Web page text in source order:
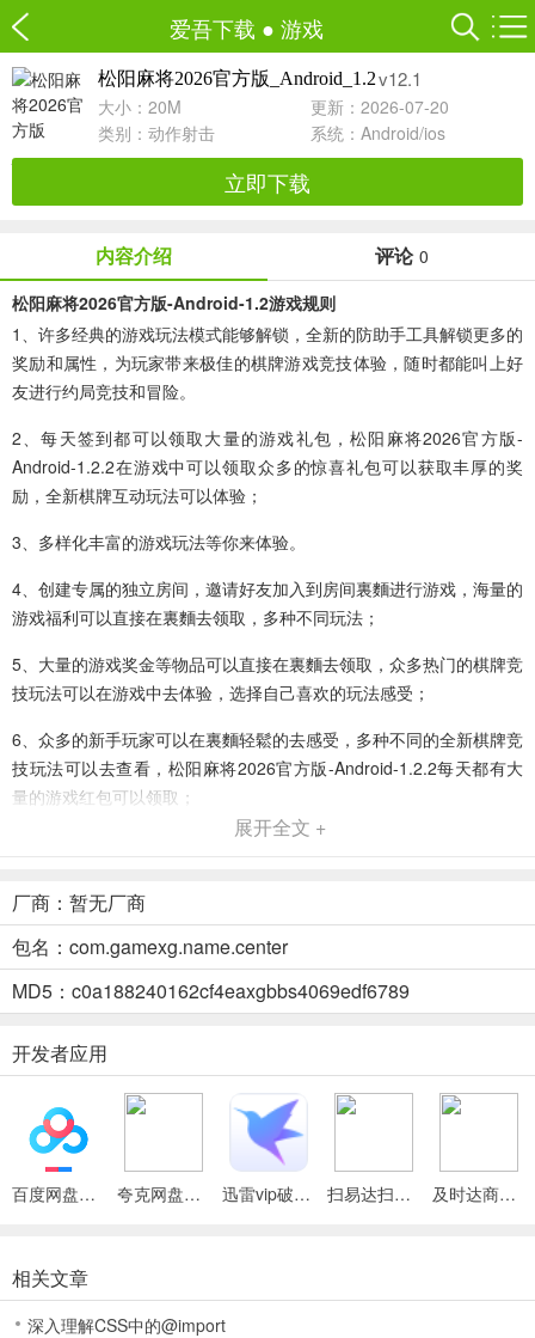
爱吾下载 ● 游戏
松阳麻将2026官方版_Android_1.2v12.1
大小：20M
更新：2026-07-20
类别： 动作射击 系统：Android/ios
立即下载
内容介绍 评论 0
松阳麻将2026官方版-Android-1.2游戏规则
1、许多经典的游戏玩法模式能够解锁，全新的防助手工具解锁更多的
奖励和属性，为玩家带来极佳的棋牌游戏竞技体验，随时都能叫上好
友进行约局竞技和冒险。
2、每天签到都可以领取大量的游戏礼包，松阳麻将2026官方版-
Android-1.2.2在游戏中可以领取众多的惊喜礼包可以获取丰厚的奖
励，全新棋牌互动玩法可以体验；
3、多样化丰富的游戏玩法等你来体验。
4、创建专属的独立房间，邀请好友加入到房间裏麵进行游戏，海量的
游戏福利可以直接在裏麵去领取，多种不同玩法；
5、大量的游戏奖金等物品可以直接在裏麵去领取，众多热门的棋牌竞
技玩法可以在游戏中去体验，选择自己喜欢的玩法感受；
6、众多的新手玩家可以在裏麵轻鬆的去感受，多种不同的全新棋牌竞
技玩法可以去查看，松阳麻将2026官方版-Android-1.2.2每天都有大
量的游戏红包可以领取；
7、原始守卫战是一款轻松有趣的国民级模拟经营养成RPG手游，松
面，众多丰富多样的游戏玩法等你体验，放置挂机的轻松战斗模式保
护你的肝脏，喜欢的小伙伴快来下载吧! 游戏特色
松阳麻将2026官方版-Android-1.2优势
1、玛奇的梦想生活是一款二次元风格的角色扮演游戏，多元化的玩法
内容，精彩的故事剧情给你沉浸式的游戏体验，众多玩法等你去尝
试，融合了许多游戏的风格让你感受前所未有的游戏魅力。 游戏特色
2、这是一款最近非常火爆的手机棋牌游戏，炸金花、金蟾捕鱼、全民
捕鱼等游戏统统收录其中，还有专业的客服小妹妹24小时全天候在线
答疑，新手玩家登陆游戏奖励多多，感兴趣的小伙伴快来下载试试吧~
4、游戏界面画质非常高清，同时棋牌的玩法非常多，各地趣味玩法都
拥有。软件亮点
展开全文 +
厂商：暂无厂商
包名：com.gamexg.name.center
MD5：c0a188240162cf4eaxgbbs4069edf6789
开发者应用
百度网盘绿色免安装Pc电脑版 夸克网盘官方正式版 迅雷vip破解版永久会员2024版 扫易达扫描仪最新安卓版 及时达商家(同城配送App)
相关文章
深入理解CSS中的@import